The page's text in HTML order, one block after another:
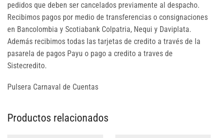
pedidos que deben ser cancelados previamente al despacho.
Recibimos pagos por medio de transferencias o consignaciones
en Bancolombia y Scotiabank Colpatria, Nequi y Daviplata.
Además recibimos todas las tarjetas de credito a través de la
pasarela de pagos Payu o pago a credito a traves de
Sistecredito.
Pulsera Carnaval de Cuentas
Productos relacionados